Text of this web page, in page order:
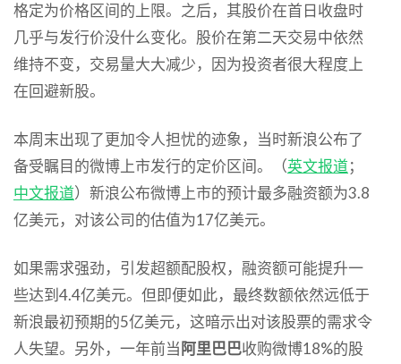
格定为价格区间的上限。之后，其股价在首日收盘时
几乎与发行价没什么变化。股价在第二天交易中依然
维持不变，交易量大大减少，因为投资者很大程度上
在回避新股。
本周末出现了更加令人担忧的迹象，当时新浪公布了
备受瞩目的微博上市发行的定价区间。（英文报道；
中文报道）新浪公布微博上市的预计最多融资额为3.8
亿美元，对该公司的估值为17亿美元。
如果需求强劲，引发超额配股权，融资额可能提升一
些达到4.4亿美元。但即便如此，最终数额依然远低于
新浪最初预期的5亿美元，这暗示出对该股票的需求令
人失望。另外，一年前当 阿里巴巴收购微博18%的股